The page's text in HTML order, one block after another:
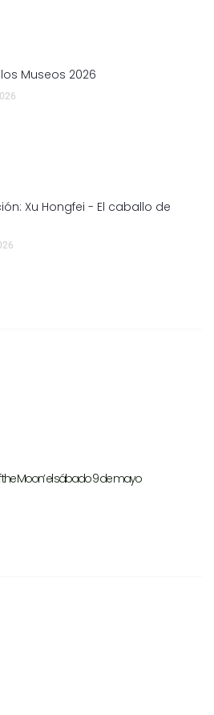
Museos 2026
Xu Hongfei - El caballo de
the Moon’ el sábado 9 de mayo